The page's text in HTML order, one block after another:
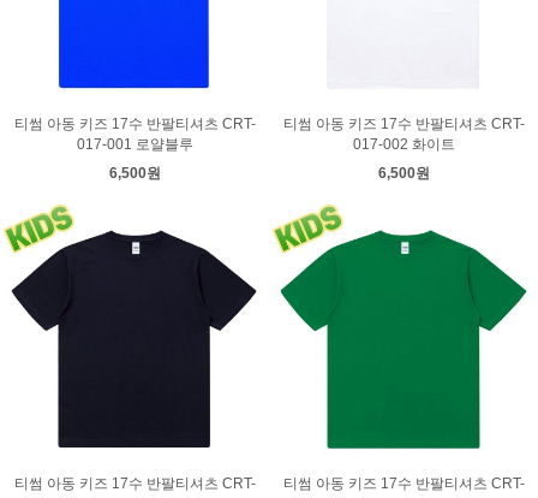
티썸 아동 키즈 17수 반팔티셔츠 CRT-
017-001 로얄블루
6,500원
티썸 아동 키즈 17수 반팔티셔츠 CRT-
017-002 화이트
6,500원
티썸 아동 키즈 17수 반팔티셔츠 CRT-
티썸 아동 키즈 17수 반팔티셔츠 CRT-